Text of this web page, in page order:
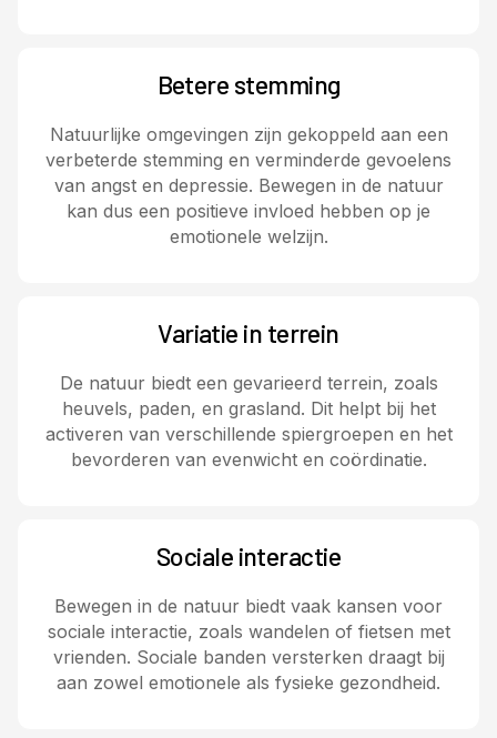
Betere stemming
Natuurlijke omgevingen zijn gekoppeld aan een
verbeterde stemming en verminderde gevoelens
van angst en depressie. Bewegen in de natuur
kan dus een positieve invloed hebben op je
emotionele welzijn.
Variatie in terrein
De natuur biedt een gevarieerd terrein, zoals
heuvels, paden, en grasland. Dit helpt bij het
activeren van verschillende spiergroepen en het
bevorderen van evenwicht en coördinatie.
Sociale interactie
Bewegen in de natuur biedt vaak kansen voor
sociale interactie, zoals wandelen of fietsen met
vrienden. Sociale banden versterken draagt bij
aan zowel emotionele als fysieke gezondheid.